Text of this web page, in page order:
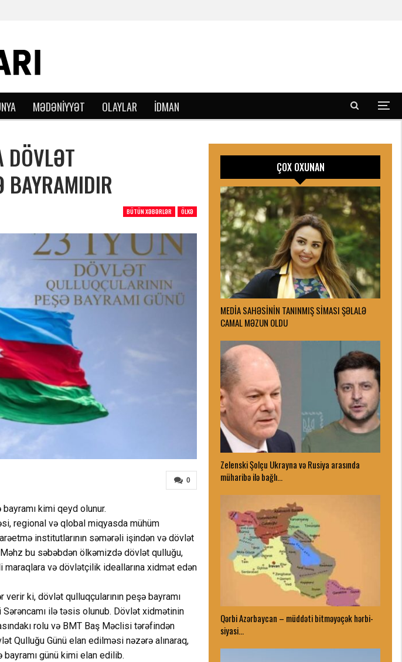
MƏDƏNIYYƏT OLAYLAR İDMAN
DÖVLƏT
BAYRAMIDIR
BÜTÜN XƏBƏRLƏR ÖLKƏ
0
kimi qeyd olunur.
regional və qlobal miqyasda mühüm
institutlarının səmərəli işindən və dövlət
Məhz bu səbəbdən ölkəmizdə dövlət qulluğu,
və dövlətçilik ideallarına xidmət edən
verir ki, dövlət qulluqçularının peşə bayramı
ilə təsis olunub. Dövlət xidmətinin
rolu və BMT Baş Məclisi tərəfindən
Qulluğu Günü elan edilməsi nəzərə alınaraq,
günü kimi elan edilib.
ÇOX OXUNAN
MEDİA SAHƏSİNİN TANINMIŞ SİMASI ŞƏLALƏ
CAMAL MƏZUN OLDU
Zelenski Şolçu Ukrayna və Rusiya arasında
müharibə ilə bağlı…
Qərbi Azərbaycan – müddəti bitməyəçək hərbi-
siyasi…